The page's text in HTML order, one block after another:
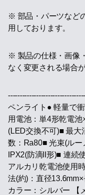
※ 部品・パーツなど
用しております。
※ 製品の仕様・画像
なく変更される場合
ペンライト● 軽量で
用電池：単4形乾電
(LED交換不可)■ 最大
数：Ra80■ 光束(ルー
IPX2(防滴II形)■ 連
アルカリ乾電池使用
法(約)：直径
カラー：シルバー 【